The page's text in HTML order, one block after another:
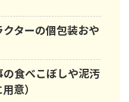
ターの個包装おや
食べこぼしや泥汚
意）